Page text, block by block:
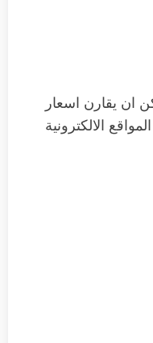
ان يقارن اسعار
الالكترونية